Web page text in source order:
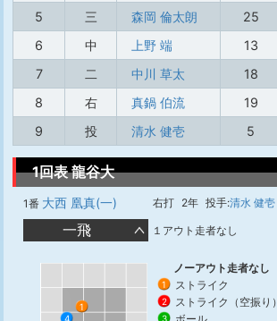
5
三 森岡 倫太朗 25
6
中 上野 端 13
7
二 中川 草太 18
8
右 真鍋 伯流 19
9
投 清水 健壱 5
1回表 龍谷大
1番 大西 凰真(一) 右打 2年 投手:清水 健壱
一飛 １アウト走者なし
1
4
ノーアウト走者なし
1 ストライク
2 ストライク（空振り）
3